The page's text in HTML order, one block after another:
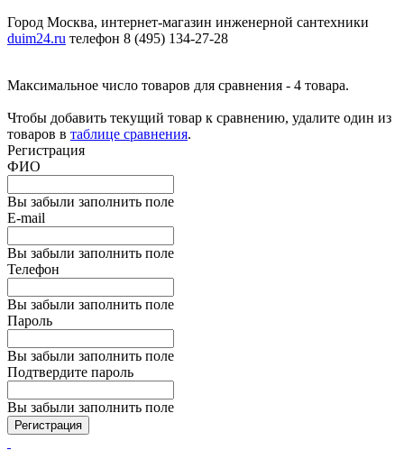
Город Москва, интернет-магазин инженерной сантехники
duim24.ru телефон 8 (495) 134-27-28
Максимальное число товаров для сравнения - 4 товара.
Чтобы добавить текущий товар к сравнению, удалите один из
товаров в таблице сравнения.
Регистрация
ФИО
Вы забыли заполнить поле
E-mail
Вы забыли заполнить поле
Телефон
Вы забыли заполнить поле
Пароль
Вы забыли заполнить поле
Подтвердите пароль
Вы забыли заполнить поле
Регистрация